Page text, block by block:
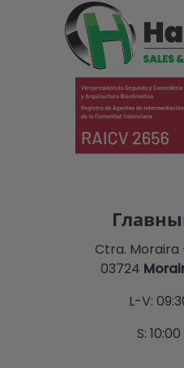
Ctra. Moraira
03724
L-V:
S: